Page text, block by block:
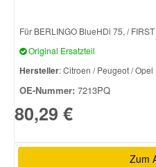
Für BERLINGO BlueHDi 75, /
Original Ersatzteil
Hersteller: Citroen / Peugeot / Opel
OE-Nummer: 7213PQ
80,29 €
Zum